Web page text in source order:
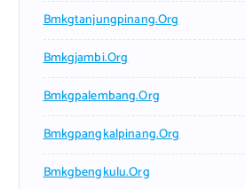
Bmkgtanjungpinang.org
Bmkgjambi.org
Bmkgpalembang.org
Bmkgpangkalpinang.org
Bmkgbengkulu.org